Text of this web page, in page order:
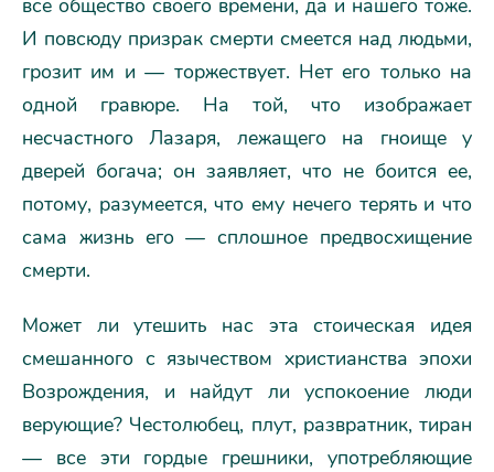
все общество своего времени, да и нашего тоже.
И повсюду призрак смерти смеется над людьми,
грозит им и — торжествует. Нет его только на
одной гравюре. На той, что изображает
несчастного Лазаря, лежащего на гноище у
дверей богача; он заявляет, что не боится ее,
потому, разумеется, что ему нечего терять и что
сама жизнь его — сплошное предвосхищение
смерти.
Может ли утешить нас эта стоическая идея
смешанного с язычеством христианства эпохи
Возрождения, и найдут ли успокоение люди
верующие? Честолюбец, плут, развратник, тиран
— все эти гордые грешники, употребляющие